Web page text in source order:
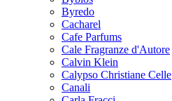
Byredo
Cacharel
Cafe Parfums
Cale Fragranze d'Autore
Calvin Klein
Calypso Christiane Celle
Canali